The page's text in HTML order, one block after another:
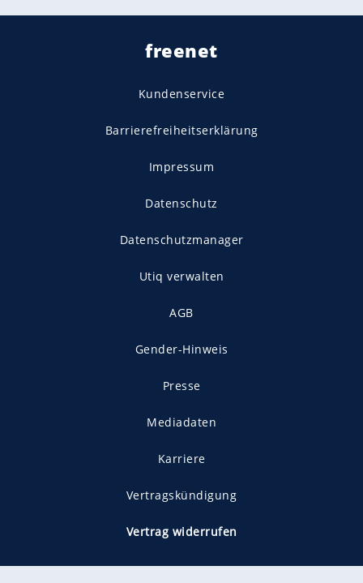
freenet
Kundenservice
Barrierefreiheitserklärung
Impressum
Datenschutz
Datenschutzmanager
Utiq verwalten
AGB
Gender-Hinweis
Presse
Mediadaten
Karriere
Vertragskündigung
Vertrag widerrufen